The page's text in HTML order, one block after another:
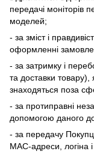
передачі моніторів
моделей;
- за зміст і
оформленні
- за затримку і
та доставки товару),
знаходяться поза
- за протиправні
допомогою даного
- за передачу
MAC-адреси, логіна